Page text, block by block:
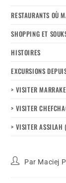
RESTAURANTS OÙ
SHOPPING ET
HISTOIRES
EXCURSIONS
> VISITER
> VISITER
> VISITER ASSILAH
Par Maciej